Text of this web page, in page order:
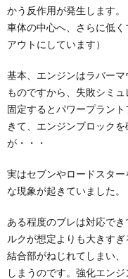
かう反作用が発生します
車体の中心へ、さらに低
アウトにしています）
基本、エンジンはラバーマ
ものですから、失敗シミ
固定するとパワープラン
きて、エンジンブロック
が・・・
実はセブンやロードスタ
な現象が起きていました。
ある程度のブレは対応で
ルクが想定よりも大きす
結合部がねじれてしまい
しまうのです。強化エン